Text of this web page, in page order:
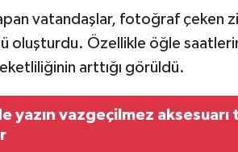
vatandaşlar, fotoğraf çeken
oluşturdu. Özellikle öğle
arttığı görüldü.
yazın vazgeçilmez